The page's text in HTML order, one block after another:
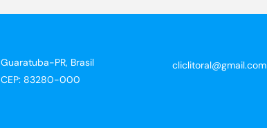
Guaratuba-PR, Brasil
CEP: 83280-000
cliclitoral@gmail.com